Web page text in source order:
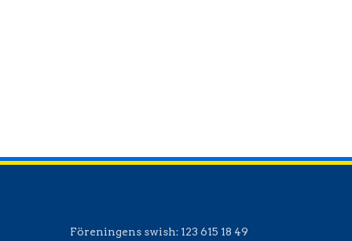
Föreningens swish: 123 615 18 49